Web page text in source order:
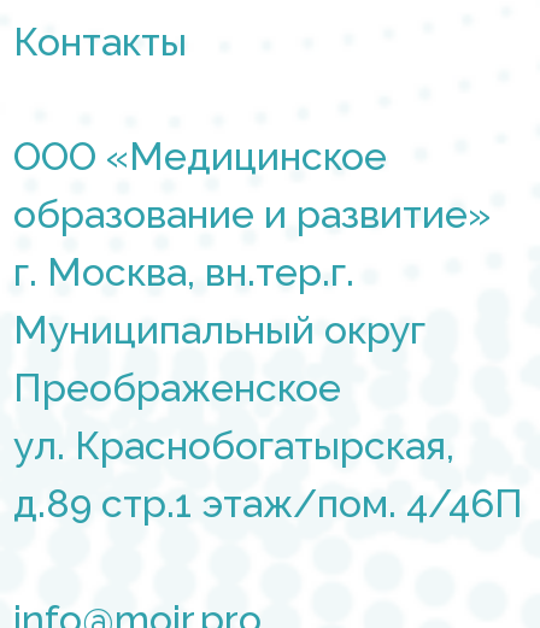
Контакты
ООО «Медицинское
образование и развитие»
г. Москва, вн.тер.г.
Муниципальный округ
Преображенское
ул. Краснобогатырская,
д.89 стр.1 этаж/пом. 4/46П